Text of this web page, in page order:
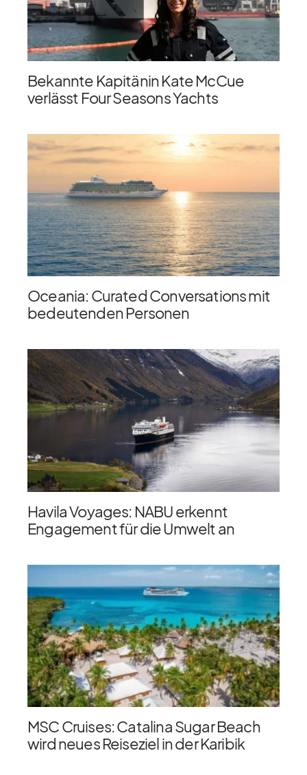
Bekannte Kapitänin Kate McCue
verlässt Four Seasons Yachts
Oceania: Curated Conversations mit
bedeutenden Personen
Havila Voyages: NABU erkennt
Engagement für die Umwelt an
MSC Cruises: Catalina Sugar Beach
wird neues Reiseziel in der Karibik